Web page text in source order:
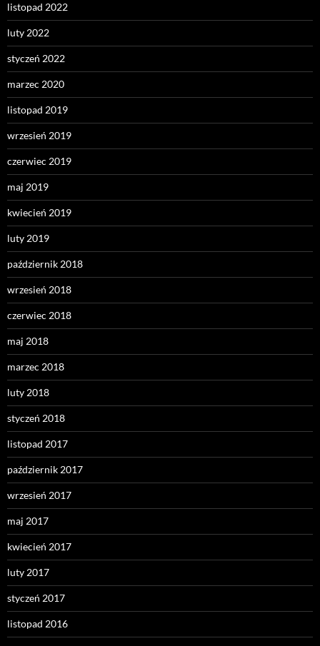
listopad 2022
luty 2022
styczeń 2022
marzec 2020
listopad 2019
wrzesień 2019
czerwiec 2019
maj 2019
kwiecień 2019
luty 2019
październik 2018
wrzesień 2018
czerwiec 2018
maj 2018
marzec 2018
luty 2018
styczeń 2018
listopad 2017
październik 2017
wrzesień 2017
maj 2017
kwiecień 2017
luty 2017
styczeń 2017
listopad 2016